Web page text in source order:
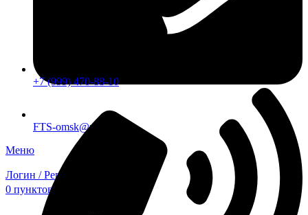
FTS-omsk@mail.ru
Меню
Логин / Регистрация
0 пунктов
+7 (999) 470-88-10